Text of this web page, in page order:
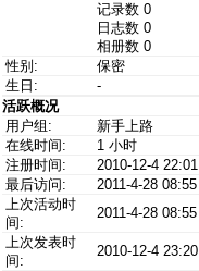
记录数 0
日志数 0
相册数 0
性别:
保密
生日:
-
活跃概况
用户组:
新手上路
在线时间:
1 小时
注册时间:
2010-12-4 22:01
最后访问:
2011-4-28 08:55
上次活动时
间:
2011-4-28 08:55
上次发表时
间:
2010-12-4 23:20